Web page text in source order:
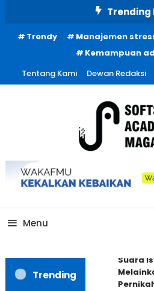
Content
Trending
Trendy Manajemen
Kemampuan
Tentang Kami
Dewan Redaksi
Menu
Trending
Suara